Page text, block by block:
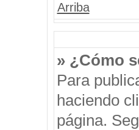
Arriba
» ¿Cómo
Para
haciendo
página.